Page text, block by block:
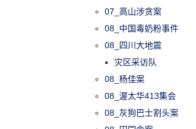
07_高山涉贪案
08_中国毒奶粉事件
08_四川大地震
灾区采访队
08_杨佳案
08_渥太华413集会
08_灰狗巴士割头案